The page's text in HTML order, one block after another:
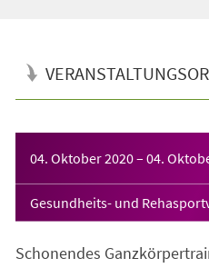
04. Oktober 2020– 04.
Gesundheits- und
Schonendes